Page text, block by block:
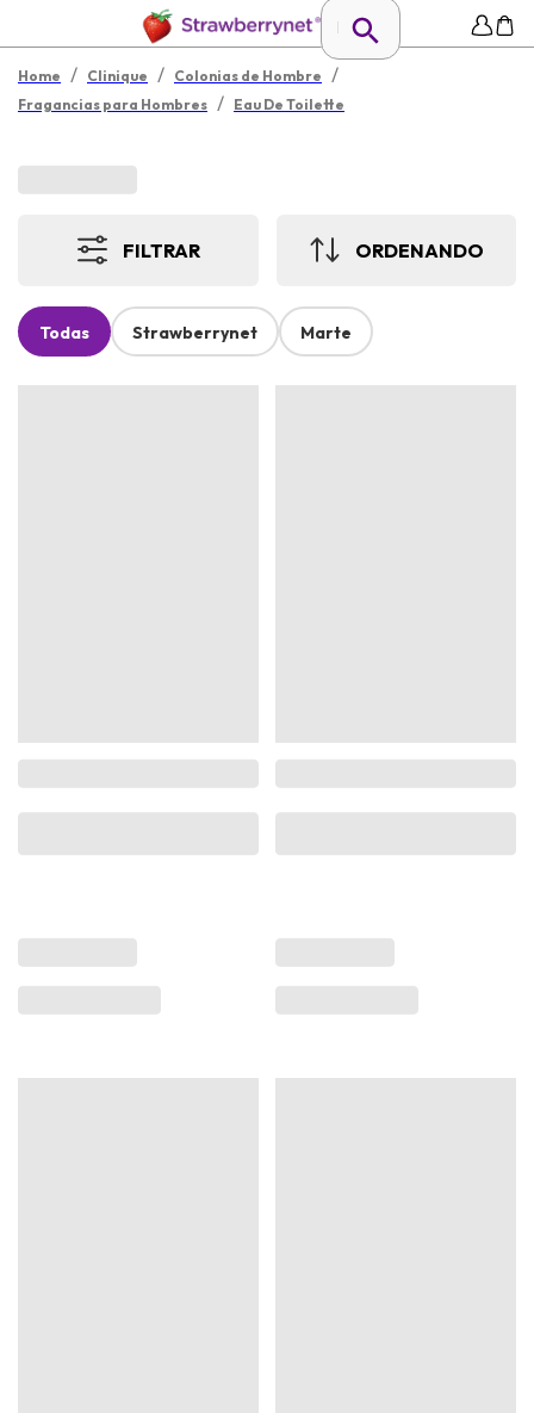
Home / Clinique / Colonias de Hombre /
Fragancias para Hombres / Eau De Toilette
FILTRAR ORDENANDO
Todas Strawberrynet Marte